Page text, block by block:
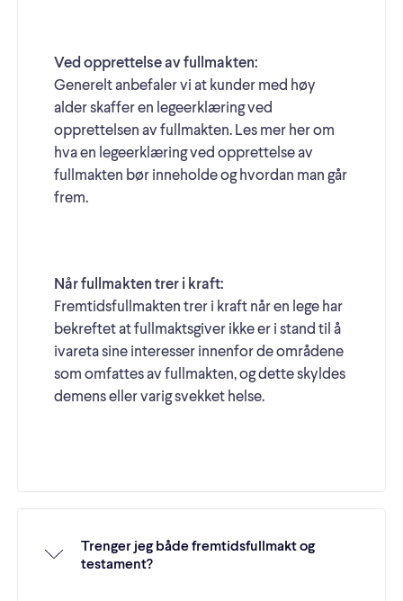
Ved opprettelse av fullmakten:
Generelt anbefaler vi at kunder med høy
alder skaffer en legeerklæring ved
opprettelsen av fullmakten. Les mer her om
hva en legeerklæring ved opprettelse av
fullmakten bør inneholde og hvordan man går
frem.
Når fullmakten trer i kraft:
Fremtidsfullmakten trer i kraft når en lege har
bekreftet at fullmaktsgiver ikke er i stand til å
ivareta sine interesser innenfor de områdene
som omfattes av fullmakten, og dette skyldes
demens eller varig svekket helse.
Trenger jeg både fremtidsfullmakt og
testament?